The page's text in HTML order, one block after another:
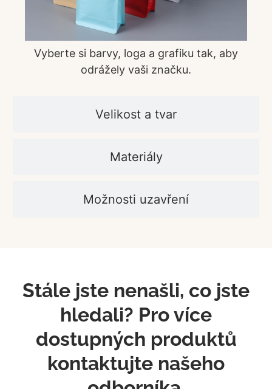
Velikost a tvar
Materiály
Možnosti uzavření
Vyberte si barvy, loga a grafiku tak, aby
odrážely vaši značku.
Stále jste nenašli, co jste
hledali? Pro více
dostupných produktů
kontaktujte našeho